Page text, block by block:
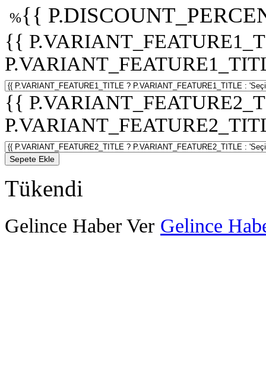
%{{
{{
{{
Sepete Ekle
Tükendi
Gelince Haber Ver Gelince